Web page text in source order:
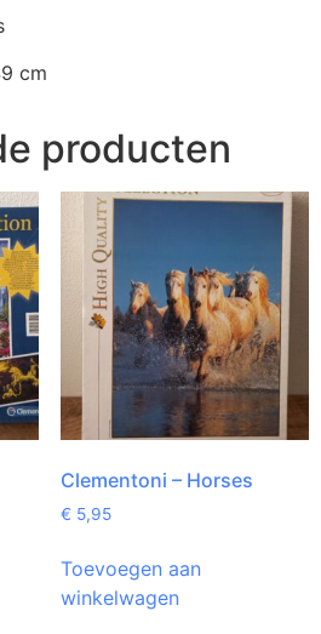
cm
producten
Clementoni – Horses
€ 5,95
Toevoegen aan
winkelwagen